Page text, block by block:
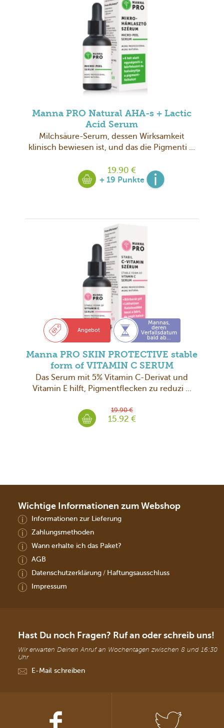
Manna PRO Natural AHA-s + Lactic
Acid Serum
Milchsäure-Serum, dessen Wirksamkeit
klinisch bewiesen ist, und das die Pigmenti ...
19.90 €
+ 19 Punkte
Angebot
Mannas,
deren
Verfallsdatum
bald ab...
Manna PRO SKIN PROTECTIVE stable
form of VITAMIN C SERUM
Das Serum mit 5% Vitamin C-Derivat und
Vitamin E hilft, Pigmentflecken zu reduzi ...
19.90 €
15.92 €
Wichtige Informationen zum Webshop
Informationen zur Lieferung
Zahlungsmethoden
Wann erhalte ich das Paket?
AGB
Datenschutzerklärung/ Haftungsausschluss
Impressum
Hast Du noch Fragen? Ruf an oder schreib uns!
Wir erwarten Deinen Anruf an Wochentagen zwischen 8 und 16:30
Uhr
E-Mail schreiben